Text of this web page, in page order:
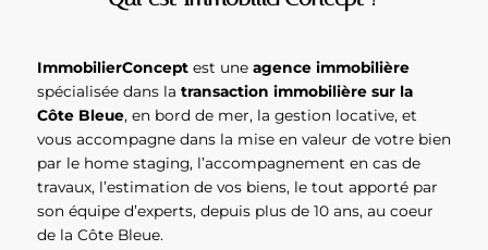
ImmobilierConceptest une agence immobilière
spécialisée dans la transaction immobilière sur la
Côte Bleue, en bord de mer, la gestion locative, et
vous accompagne dans la mise en valeur de votre bien
par le home staging, l’accompagnement en cas de
travaux, l’estimation de vos biens, le tout apporté par
son équipe d’experts, depuis plus de 10 ans, au coeur
de la Côte Bleue.